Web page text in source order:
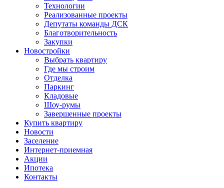
Технологии
Реализованные проекты
Депутаты команды ДСК
Благотворительность
Закупки
Новостройки
Выбрать квартиру
Где мы строим
Отделка
Паркинг
Кладовые
Шоу-румы
Завершенные проекты
Купить квартиру
Новости
Заселение
Интернет-приемная
Акции
Ипотека
Контакты